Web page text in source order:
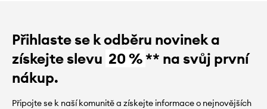
Přihlaste se k odběru novinek a
získejte slevu 20 %** na svůj první
nákup.
Připojte se k naší komunitě a získejte informace o nejnovějších